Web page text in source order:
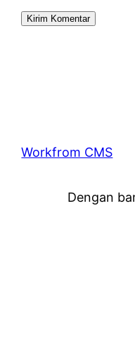
Workfrom CMS
Dengan